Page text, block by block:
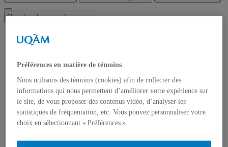
Accueil
À propos
Perspectives de recherche
Chercheur.e.s
Collaborateur.ice.s
Adjoint.e.s de recherche
Membres étudiants
Partenariat ReVe
Description du partenariat
Préférences en matière de témoins
Nous utilisons des témoins (cookies) afin de collecter des
informations qui nous permettent d’améliorer votre expérience sur
le site, de vous proposer des contenus vidéo, d’analyser les
statistiques de fréquentation, etc. Vous pouvez personnaliser votre
choix en sélectionnant « Préférences ».